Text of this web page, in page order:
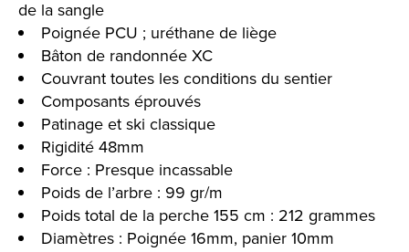
de la sangle
Poignée PCU ; uréthane de liège
Bâton de randonnée XC
Couvrant toutes les conditions du sentier
Composants éprouvés
Patinage et ski classique
Rigidité 48mm
Force : Presque incassable
Poids de l’arbre : 99 gr/m
Poids total de la perche 155 cm : 212 grammes
Diamètres : Poignée 16mm, panier 10mm